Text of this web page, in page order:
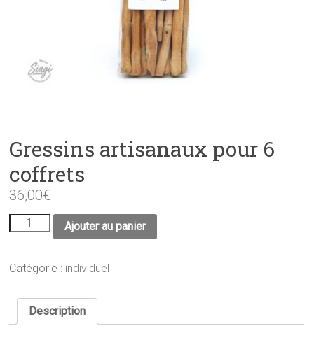
Gressins artisanaux pour 6
coffrets
36,00€
quantité
de
artisanaux
pour
coffrets
Ajouter au panier
Catégorie : individuel
Description